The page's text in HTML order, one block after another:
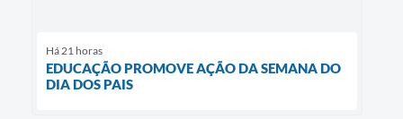
Há 21 horas
EDUCAÇÃO PROMOVE AÇÃO DA SEMANA DO
DIA DOS PAIS